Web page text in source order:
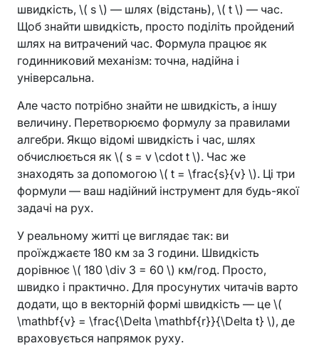
швидкість, \( s \) — шлях (відстань), \( t \) — час.
Щоб знайти швидкість, просто поділіть пройдений
шлях на витрачений час. Формула працює як
годинниковий механізм: точна, надійна і
універсальна.
Але часто потрібно знайти не швидкість, а іншу
величину. Перетворюємо формулу за правилами
алгебри. Якщо відомі швидкість і час, шлях
обчислюється як \( s = v \cdot t \). Час же
знаходять за допомогою \( t = \frac{s}{v} \). Ці три
формули — ваш надійний інструмент для будь-якої
задачі на рух.
У реальному житті це виглядає так: ви
проїжджаєте 180 км за 3 години. Швидкість
дорівнює \( 180 \div 3 = 60 \) км/год. Просто,
швидко і практично. Для просунутих читачів варто
додати, що в векторній формі швидкість — це \(
\mathbf{v} = \frac{\Delta \mathbf{r}}{\Delta t} \), де
враховується напрямок руху.